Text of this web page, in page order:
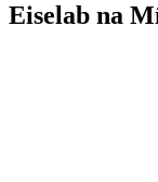
Eiselab na